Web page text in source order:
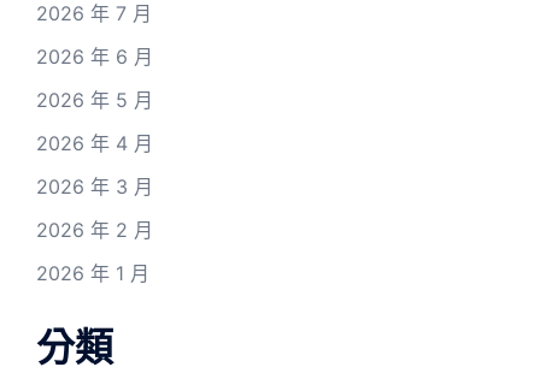
2026 年 7 月
2026 年 6 月
2026 年 5 月
2026 年 4 月
2026 年 3 月
2026 年 2 月
2026 年 1 月
分類